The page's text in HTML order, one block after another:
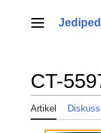
springenHauptmenü
CT-
Artikel